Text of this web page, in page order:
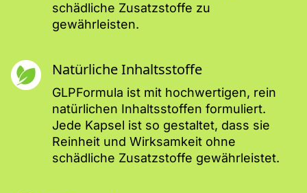
schädliche Zusatzstoffe zu
gewährleisten.
Natürliche Inhaltsstoffe
GLPFormula ist mit hochwertigen, rein
natürlichen Inhaltsstoffen formuliert.
Jede Kapsel ist so gestaltet, dass sie
Reinheit und Wirksamkeit ohne
schädliche Zusatzstoffe gewährleistet.